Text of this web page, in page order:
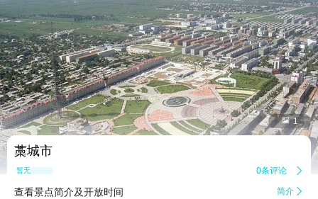
 1
藁城市
暂无点评 0条评论 
查看景点简介及开放时间 简介 
